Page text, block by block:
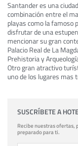
Santander es una
combinación entre el
playas como la famoso
disfrutar de una
mencionar su gran
Palacio Real de La
Prehistoria y
Otro gran atractivo
uno de los lugares mas
SUSCRÍBETE A
Recibe nuestras ofertas,
preparado para ti.